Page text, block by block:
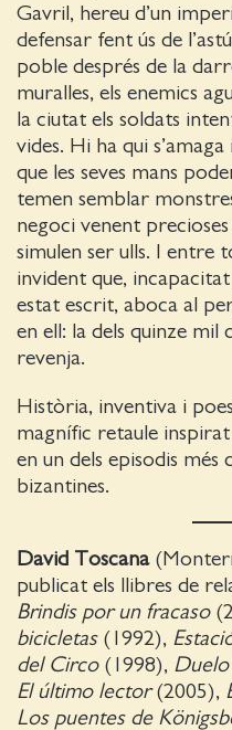
Gavril, hereu d’un
defensar fent ús de
poble després de la
muralles, els enemics
la ciutat els soldats
vides. Hi ha qui
que les seves mans
temen semblar
negoci venent
simulen ser ulls. I entre
invident que,
estat escrit, aboca al
en ell: la dels quinze mil
revenja.
Història, inventiva i
magnífic retaule
en un dels episodis més
bizantines.
David Toscana
publicat els llibres de
Brindis por un fracaso
bicicletas (1992),
del Circo(1998), Duelo
El último lector(2005),
Los puentes de